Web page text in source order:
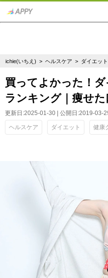
ichie(いちえ) >ヘルスケア > ダイエット
買ってよかった！
ランキング｜痩せた
更新日:2025-01-30 | 公開日:2019-03-
ヘルスケア ダイエット 健康